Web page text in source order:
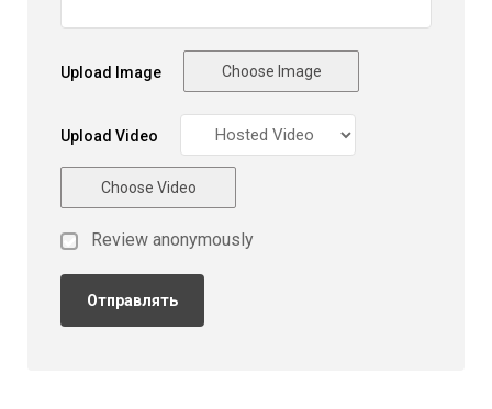
Upload Image Choose Image
Upload Video
Choose Video
Review anonymously